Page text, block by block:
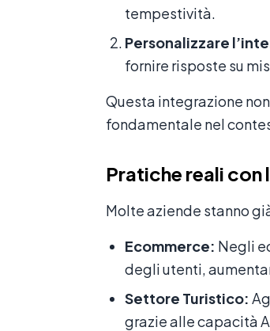
tempestività.
Personalizzare
fornire risposte su
Questa integrazione
fondamentale nel
Pratiche reali con
Molte aziende stanno
Ecommerce: Negli
degli utenti,
Settore Turistico:
grazie alle capacità